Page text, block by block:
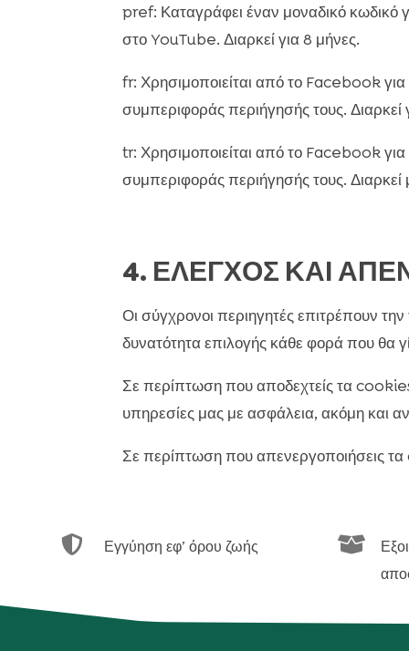
pref: Καταγράφει έναν μοναδικό κωδικό
στο YouTube. Διαρκεί για 8 μήνες.
fr: Χρησιμοποιείται από το Facebook
συμπεριφοράς περιήγησής τους. Διαρκεί
tr: Χρησιμοποιείται από το Facebook
συμπεριφοράς περιήγησής τους. Διαρκεί
4. ΕΛΕΓΧΟΣ ΚΑΙ
Οι σύγχρονοι περιηγητές επιτρέπουν
δυνατότητα επιλογής κάθε φορά που θα
Σε περίπτωση που αποδεχτείς τα
υπηρεσίες μας με ασφάλεια, ακόμη και
Σε περίπτωση που απενεργοποιήσεις τα
 Εγγύηση εφ’ όρου ζωής 